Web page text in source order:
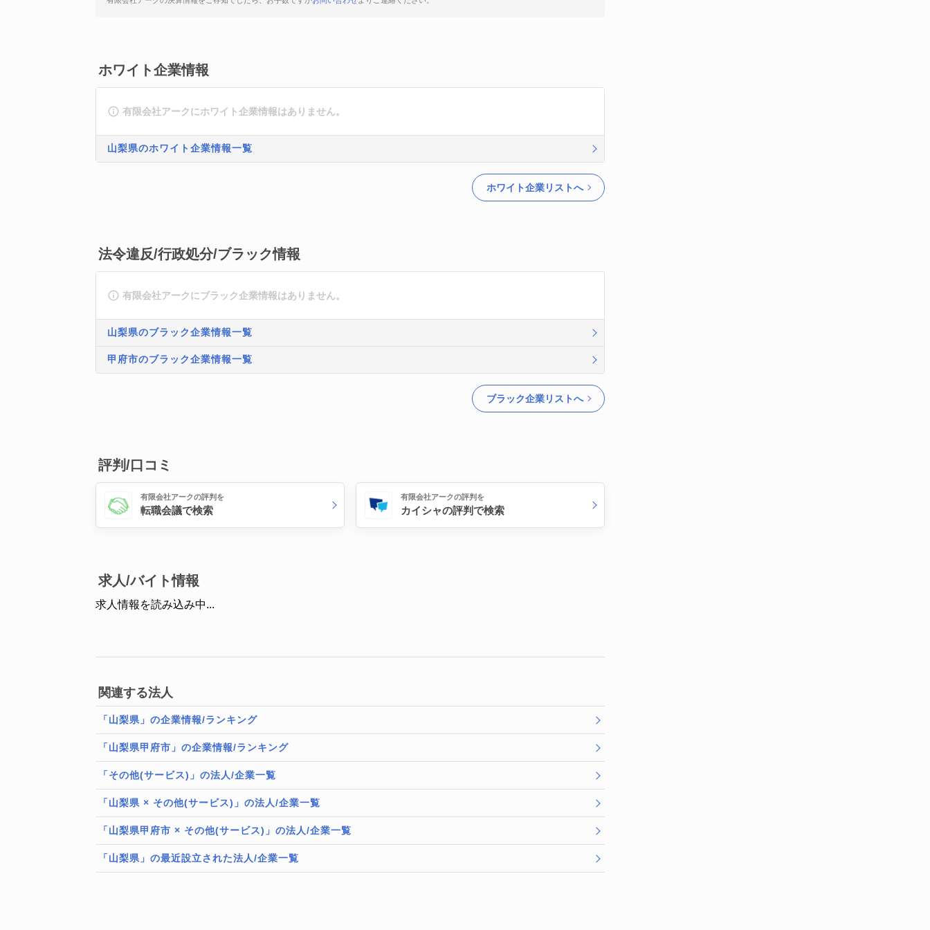
ホワイト企業情報
有限会社アークにホワイト企業情報はありません。
山梨県のホワイト企業情報一覧
ホワイト企業リストへ
法令違反/行政処分/ブラック情報
有限会社アークにブラック企業情報はありません。
山梨県のブラック企業情報一覧
甲府市のブラック企業情報一覧
ブラック企業リストへ
評判/口コミ
有限会社アークの評判を
転職会議で検索
有限会社アークの評判を
カイシャの評判で検索
求人/バイト情報
求人情報を読み込み中...
関連する法人
「山梨県」の企業情報/ランキング
「山梨県甲府市」の企業情報/ランキング
「その他(サービス)」の法人/企業一覧
「山梨県 × その他(サービス)」の法人/企業一覧
「山梨県甲府市 × その他(サービス)」の法人/企業一覧
「山梨県」の最近設立された法人/企業一覧